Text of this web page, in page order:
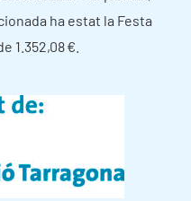
ha estat la Festa
1.352,08 €.